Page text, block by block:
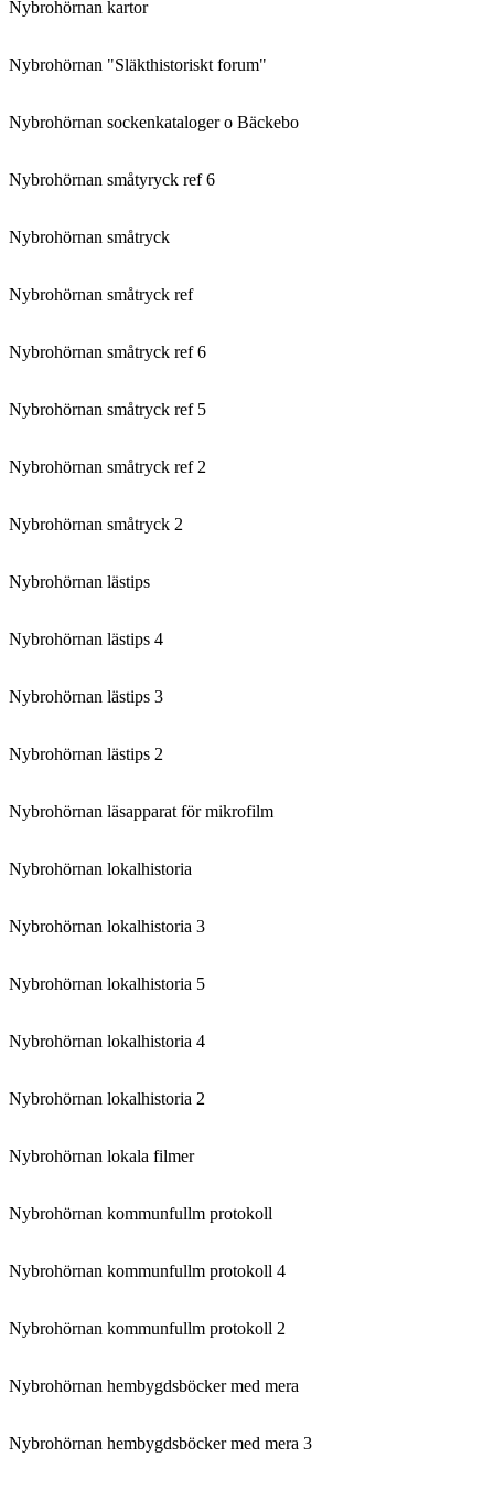
Nybrohörnan kartor
Nybrohörnan "Släkthistoriskt forum"
Nybrohörnan sockenkataloger o Bäckebo
Nybrohörnan småtyryck ref 6
Nybrohörnan småtryck
Nybrohörnan småtryck ref
Nybrohörnan småtryck ref 6
Nybrohörnan småtryck ref 5
Nybrohörnan småtryck ref 2
Nybrohörnan småtryck 2
Nybrohörnan lästips
Nybrohörnan lästips 4
Nybrohörnan lästips 3
Nybrohörnan lästips 2
Nybrohörnan läsapparat för mikrofilm
Nybrohörnan lokalhistoria
Nybrohörnan lokalhistoria 3
Nybrohörnan lokalhistoria 5
Nybrohörnan lokalhistoria 4
Nybrohörnan lokalhistoria 2
Nybrohörnan lokala filmer
Nybrohörnan kommunfullm protokoll
Nybrohörnan kommunfullm protokoll 4
Nybrohörnan kommunfullm protokoll 2
Nybrohörnan hembygdsböcker med mera
Nybrohörnan hembygdsböcker med mera 3